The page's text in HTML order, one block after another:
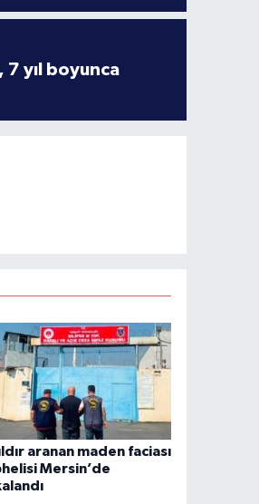
7 yıl boyunca
aranan maden faciası
Mersin’de